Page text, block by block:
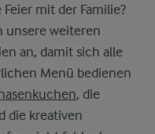
mit der Familie?
unsere weiteren
an, damit sich alle
Menü bedienen
, die
die kreativen